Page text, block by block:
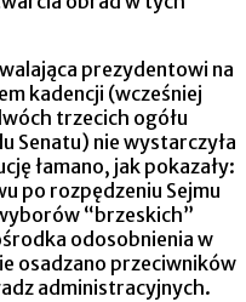
prezydentowi na
kadencji (wcześniej
trzecich ogółu
Senatu) nie wystarczyła
łamano, jak pokazały:
po rozpędzeniu Sejmu
“brzeskich”
odosobnienia w
osadzano przeciwników
administracyjnych.